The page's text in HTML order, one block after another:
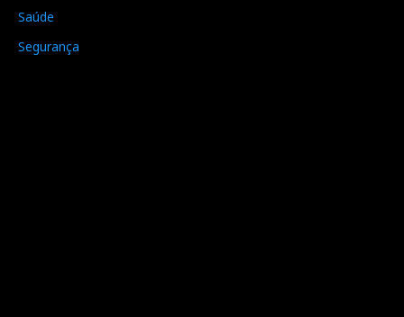
Saúde
Segurança